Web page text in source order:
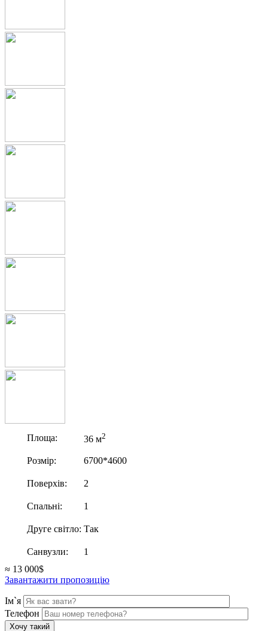
Площа: 36 м2
Розмір: 6700*4600
Поверхів: 2
Спальні: 1
Друге світло: Так
Санвузли:
1
≈ 13 000$
Завантажити пропозицію
Ім`я
Телефон